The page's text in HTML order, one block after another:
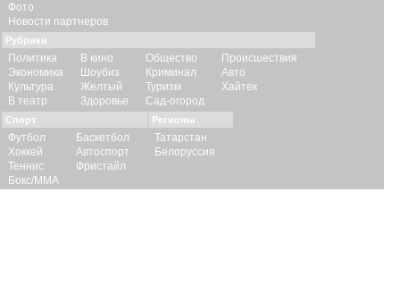
Фото
Новости партнеров
Рубрики
Политика
Экономика
Культура
В театр
В кино
Шоубиз
Желтый
Здоровье
Общество
Криминал
Туризм
Сад-огород
Происшествия
Авто
Хайтек
Спорт
Футбол
Хоккей
Теннис
Бокс/ММА
Баскетбол
Автоспорт
Фристайл
Регионы
Татарстан
Белоруссия